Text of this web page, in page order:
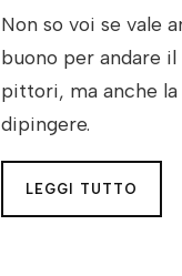
Non so voi se vale
buono per andare
pittori, ma anche
dipingere.
LEGGI TUTTO